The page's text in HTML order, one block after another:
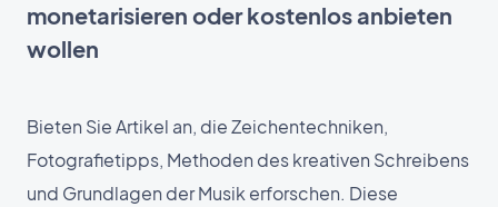
monetarisieren oder kostenlos anbieten
wollen
Bieten Sie Artikel an, die Zeichentechniken,
Fotografietipps, Methoden des kreativen Schreibens
und Grundlagen der Musik erforschen. Diese